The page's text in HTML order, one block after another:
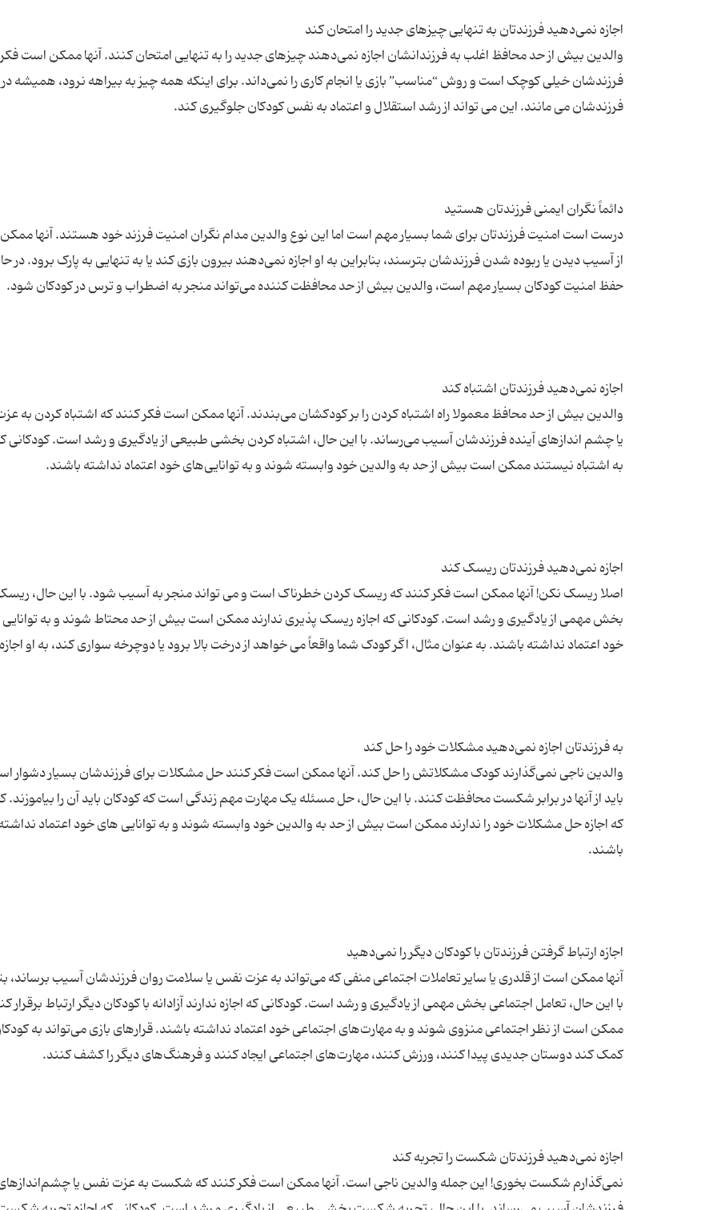
والدین بیش از حد محافظ اغلب به فرزندانشان اجازه نمی‌دهند چیزهای جدید را به تنهایی امتحان کنند. آنها ممکن است
فرزندشان خیلی کوچک است و روش “مناسب” بازی یا انجام کاری را نمی‌داند. برای اینکه همه چیز به بیراهه نرود، همیشه در
درست است امنیت فرزندتان برای شما بسیار مهم است اما این نوع والدین مدام نگران امنیت فرزند خود هستند. آنها
از آسیب دیدن یا ربوده شدن فرزندشان بترسند، بنابراین به او اجازه نمی‌دهند بیرون بازی کند یا به تنهایی به پارک برود. در
والدین بیش از حد محافظ معمولا راه اشتباه کردن را بر کودکشان می‌بندند. آنها ممکن است فکر کنند که اشتباه کردن به
یا چشم اندازهای آینده فرزندشان آسیب می‌رساند. با این حال، اشتباه کردن بخشی طبیعی از یادگیری و رشد است. کودکانی
اصلا ریسک نکن! آنها ممکن است فکر کنند که ریسک کردن خطرناک است و می تواند منجر به آسیب شود. با این حال،
بخش مهمی از یادگیری و رشد است. کودکانی که اجازه ریسک پذیری ندارند ممکن است بیش از حد محتاط شوند و به
والدین ناجی نمی‌گذارند کودک مشکلاتش را حل کند. آنها ممکن است فکر کنند حل مشکلات برای فرزندشان بسیار دشوار
باید از آنها در برابر شکست محافظت کنند. با این حال، حل مسئله یک مهارت مهم زندگی است که کودکان باید آن را بیاموزند.
که اجازه حل مشکلات خود را ندارند ممکن است بیش از حد به والدین خود وابسته شوند و به توانایی های خود اعتماد
آنها ممکن است از قلدری یا سایر تعاملات اجتماعی منفی که می‌تواند به عزت نفس یا سلامت روان فرزندشان آسیب برساند،
با این حال، تعامل اجتماعی بخش مهمی از یادگیری و رشد است. کودکانی که اجازه ندارند آزادانه با کودکان دیگر ارتباط برقرار
ممکن است از نظر اجتماعی منزوی شوند و به مهارت‌های اجتماعی خود اعتماد نداشته باشند. قرارهای بازی می‌تواند به
نمی‌گذارم شکست بخوری! این جمله والدین ناجی است. آنها ممکن است فکر کنند که شکست به عزت نفس یا چشم‌اندازهای